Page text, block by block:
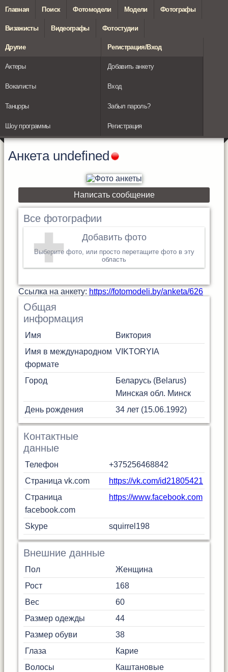
Главная Поиск Фотомодели Модели Фотографы
Визажисты Видеографы Фотостудии
Другие
Актеры
Вокалисты
Танцоры
Шоу программы
Регистрация/Вход
Добавить анкету
Вход
Забыл пароль?
Регистрация
Анкета undefined
Написать сообщение
Все фотографии
Добавить фото
Выберите фото, или просто перетащите фото в эту
область
Cсылка на анкету: https://fotomodeli.by/anketa/626
Общая
информация
Имя
Виктория
Имя в международном
формате
VIKTORYIA
Город
Беларусь (Belarus)
Минская обл. Минск
День рождения
34 лет (15.06.1992)
Контактные
данные
Телефон
+375256468842
Страница vk.com
https://vk.com/id21805421
Страница
facebook.com
https://www.facebook.com
Skype squirrel198
Внешние данные
Пол
Женщина
Рост
168
Вес
60
Размер одежды
44
Размер обуви
38
Глаза
Карие
Волосы
Каштановые